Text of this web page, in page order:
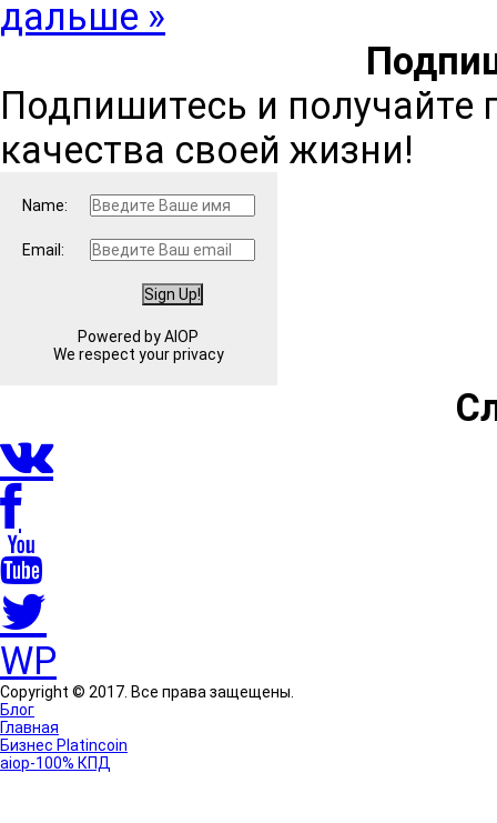
дальше »
Подпишитесь и получайте
качества своей жизни!
Name:
Email:
Powered by AIOP
We respect your privacy
WP
Copyright © 2017. Все права защещены.
Блог
Главная
Бизнес Platincoin
aiop-100% КПД